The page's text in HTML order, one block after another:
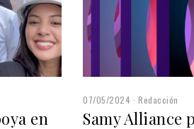
en
07/05/2024 Redacción
Samy Alliance